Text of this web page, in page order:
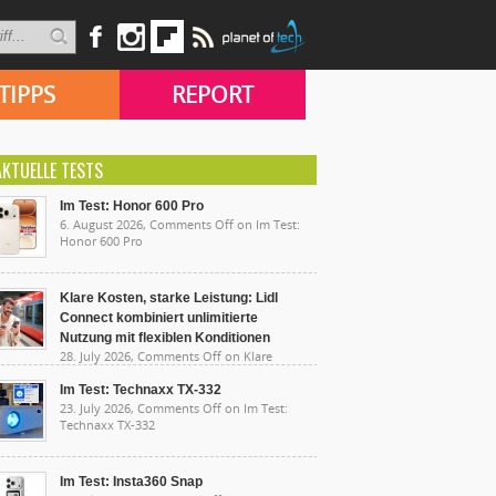
REPORT
TESTS
Im Test: Honor 600 Pro
6. August 2026, Comments Off on Im Test:
Honor 600 Pro
Klare Kosten, starke Leistung: Lidl
Connect kombiniert unlimitierte
Nutzung mit flexiblen Konditionen
28. July 2026, Comments Off on Klare
Nutzung mit flexiblen Konditionen
Im Test: Technaxx TX-332
23. July 2026, Comments Off on Im Test:
Technaxx TX-332
Im Test: Insta360 Snap